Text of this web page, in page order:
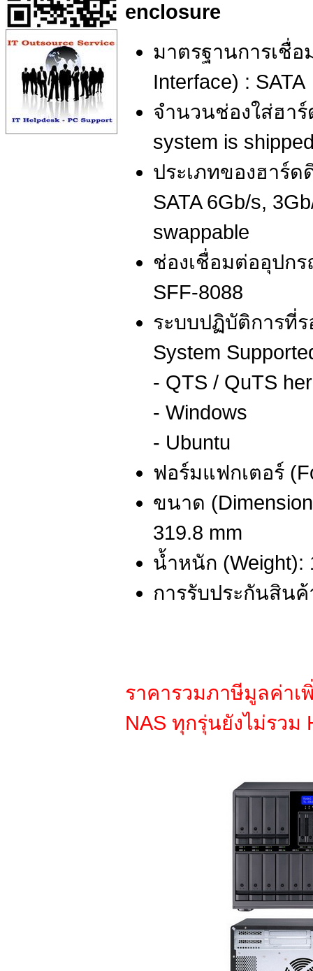
enclosure
มาตรฐานการเชื่อ
Interface) : SATA
จำนวนช่องใส่ฮา
system is
ประเภทของฮาร์ด
SATA 6Gb/s,
swappable
ช่องเชื่อมต่ออุปก
SFF-8088
ระบบปฏิบัติการที่ร
System
- QTS / QuTS
- Windows
- Ubuntu
ฟอร์มแฟกเตอร์
ขนาด
319.8 mm
น้ำหนัก (Weight):
การรับประกันสินค้
ราคารวมภาษีมูลค่าเ
NAS ทุกรุ่นยังไม่รวม